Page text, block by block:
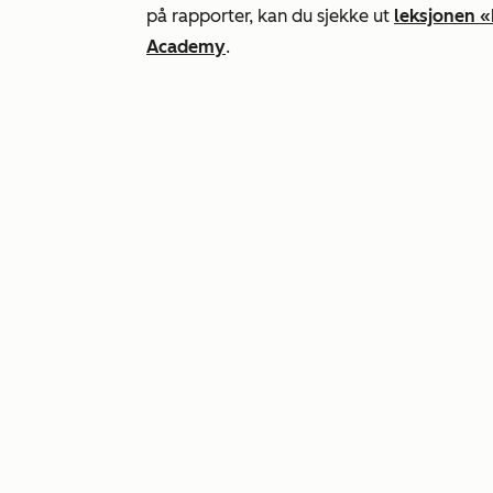
på rapporter, kan du sjekke ut leksjonen
Academy.